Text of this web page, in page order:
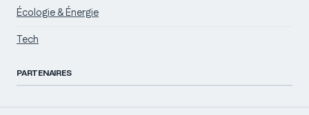
Écologie & Énergie
Tech
PARTENAIRES